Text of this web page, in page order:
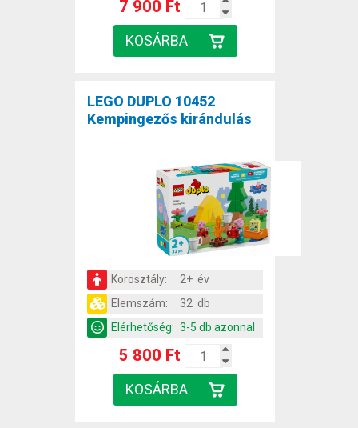
7 900 Ft
LEGO DUPLO 10452
Kempingezős kirándulás
Korosztály:
2+ év
Elemszám:
32 db
Elérhetőség: 3-5 db azonnal
5 800 Ft